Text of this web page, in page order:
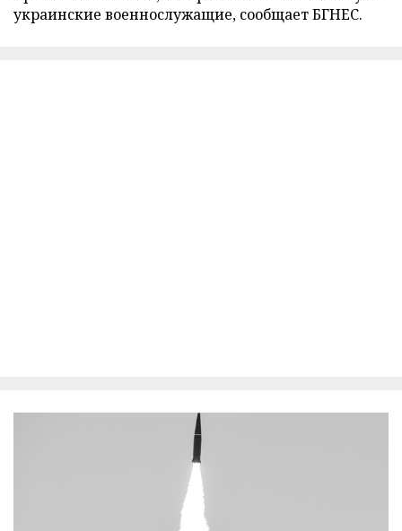
украинские военнослужащие, сообщает БГНЕС.